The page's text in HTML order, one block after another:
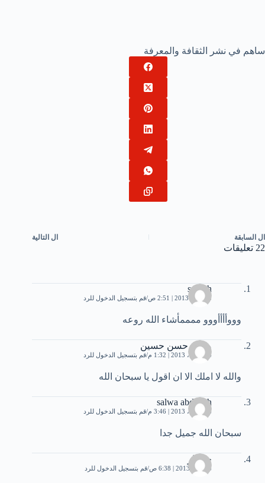
ساهم في نشر الثقافة والمعرفة
ال السابقة ال التالية
22 تعليقات
sroosh
3 أبريل، 2013 | 2:51 ص قم بتسجيل الدخول للرد
وووأأأأووو ممممأشاء الله روعه
محمد حسن حسين
14 أبريل، 2013 | 1:32 م قم بتسجيل الدخول للرد
والله لا املك الا ان اقول يا سبحان الله
salwa abdallah
16 أبريل، 2013 | 3:46 م قم بتسجيل الدخول للرد
سبحان الله جميل جدا
جولنار
4 يونيو، 2013 | 6:38 ص قم بتسجيل الدخول للرد